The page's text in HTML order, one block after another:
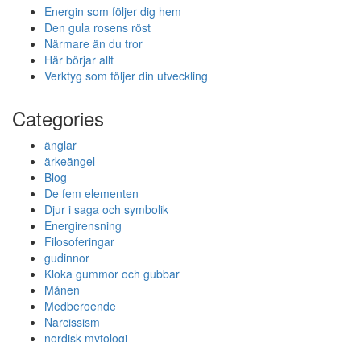
Energin som följer dig hem
Den gula rosens röst
Närmare än du tror
Här börjar allt
Verktyg som följer din utveckling
Categories
änglar
ärkeängel
Blog
De fem elementen
Djur i saga och symbolik
Energirensning
Filosoferingar
gudinnor
Kloka gummor och gubbar
Månen
Medberoende
Narcissism
nordisk mytologi